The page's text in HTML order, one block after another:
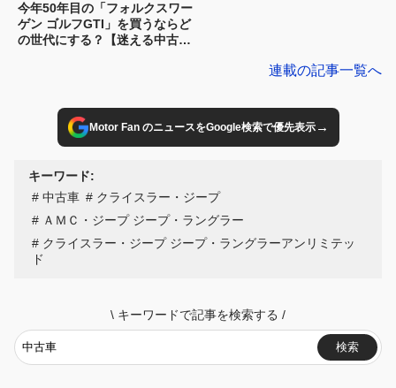
今年50年目の「フォルクスワー
ゲン ゴルフGTI」を買うならど
の世代にする？【迷える中古車
連載の記事一覧へ
Motor Fan のニュースをGoogle検索で優先表示→
キーワード:
中古車
クライスラー・ジープ
ＡＭＣ・ジープ ジープ・ラングラー
クライスラー・ジープ ジープ・ラングラーアンリミテッ
ド
\ キーワードで記事を検索する /
検索